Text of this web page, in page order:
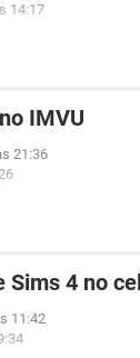
14:17
IMVU
21:36
Sims 4 no
11:42